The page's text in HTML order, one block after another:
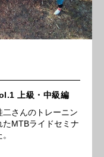
上級・中級編
さんのトレーニン
MTBライドセミナ